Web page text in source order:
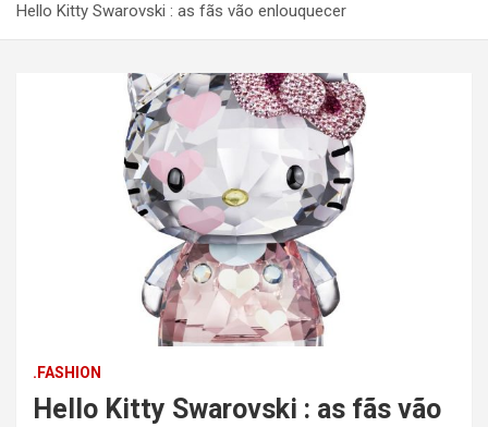
Hello Kitty Swarovski : as fãs vão enlouquecer
.FASHION
Hello Kitty Swarovski : as fãs vão